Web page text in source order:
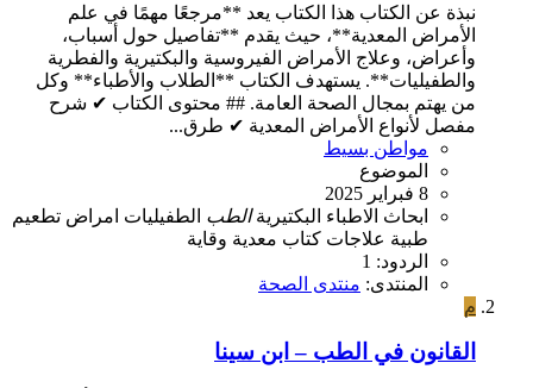
نبذة عن الكتاب هذا الكتاب يعد **مرجعًا مهمًا في علم
الأمراض المعدية**، حيث يقدم **تفاصيل حول أسباب،
وأعراض، وعلاج الأمراض الفيروسية والبكتيرية والفطرية
والطفيليات**. يستهدف الكتاب **الطلاب والأطباء** وكل
من يهتم بمجال الصحة العامة. ## محتوى الكتاب ✔ شرح
مفصل لأنواع الأمراض المعدية ✔ طرق...
مواطن بسيط
الموضوع
8 فبراير 2025
ابحاث الاطباء البكتيريةالطب الطفيليات امراض تطعيم
طبية علاجات كتاب معدية وقاية
الردود: 1
المنتدى: منتدى الصحة
م
القانون في الطب – ابن سينا